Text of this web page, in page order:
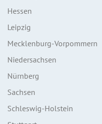
Hessen
Leipzig
Mecklenburg-Vorpommern
Niedersachsen
Nürnberg
Sachsen
Schleswig-Holstein